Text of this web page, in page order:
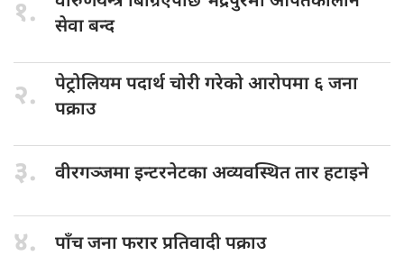
१.
सेवा बन्द
२. पेट्रोलियम पदार्थचोरी गरेको आरोपमा ६ जना
पक्राउ
३. वीरगञ्जमा इन्टरनेटकाअव्यवस्थित तार हटाइने
४. पाँच जनाफरार प्रतिवादी पक्राउ